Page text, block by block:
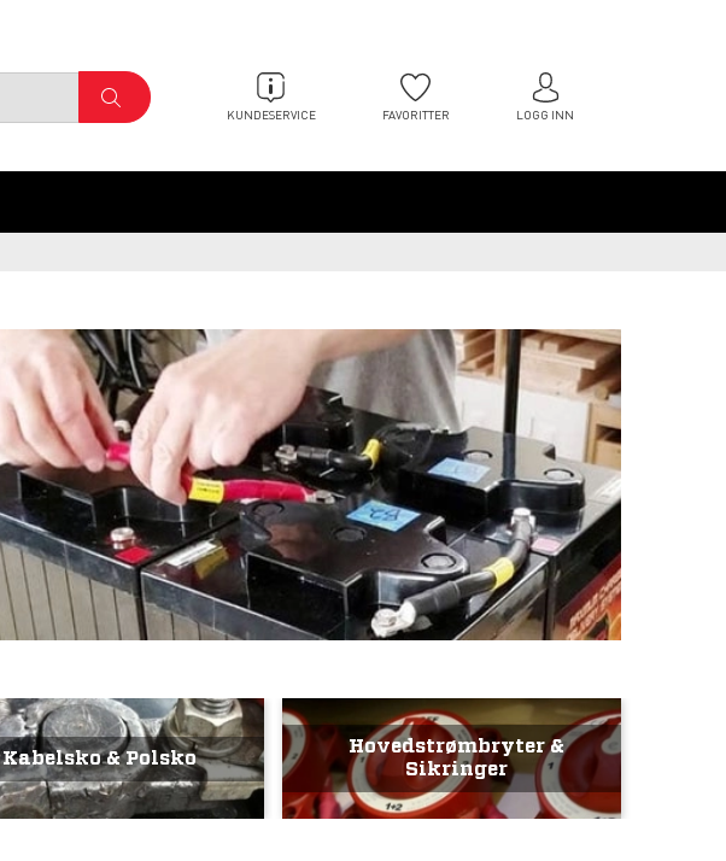
KUNDESERVICE FAVORITTER LOGG INN
Kabelsko & Polsko
Hovedstrømbryter &
Sikringer